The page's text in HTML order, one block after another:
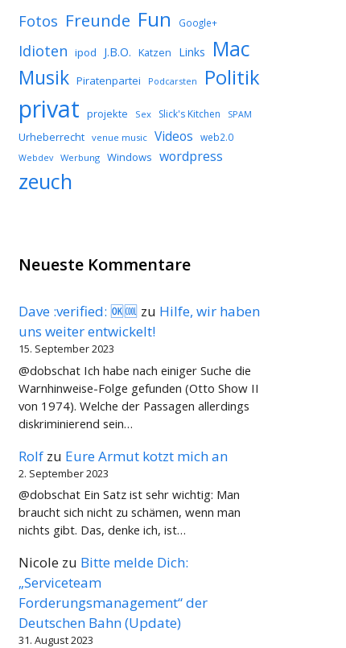
Fotos Freunde Fun Google+
Idioten ipod J.B.O. Katzen Links Mac
Musik Piratenpartei Podcarsten Politik
privat projekte Sex Slick's Kitchen SPAM
Urheberrecht venue music Videos web2.0
Webdev Werbung Windows wordpress
zeuch
Neueste Kommentare
Dave :verified: 🆗🆒 zu Hilfe, wir haben
uns weiter entwickelt!
15. September 2023
@dobschat Ich habe nach einiger Suche die
Warnhinweise-Folge gefunden (Otto Show II
von 1974). Welche der Passagen allerdings
diskriminierend sein…
Rolf zu Eure Armut kotzt mich an
2. September 2023
@dobschat Ein Satz ist sehr wichtig: Man
braucht sich nicht zu schämen, wenn man
nichts gibt. Das, denke ich, ist…
Nicole zu Bitte melde Dich:
„Serviceteam
Forderungsmanagement“ der
Deutschen Bahn (Update)
31. August 2023